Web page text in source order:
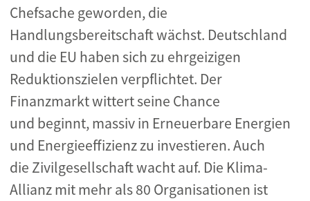
Chefsache geworden, die
Handlungsbereitschaft wächst. Deutschland
und die EU haben sich zu ehrgeizigen
Reduktionszielen verpflichtet. Der
Finanzmarkt wittert seine Chance
und beginnt, massiv in Erneuerbare Energien
und Energieeffizienz zu investieren. Auch
die Zivilgesellschaft wacht auf. Die Klima-
Allianz mit mehr als 80 Organisationen ist